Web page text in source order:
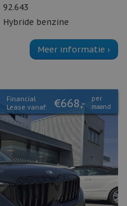
92.643
Hybride benzine
Meer informatie ›
Financial
Lease vanaf:
€668,-
per
maand